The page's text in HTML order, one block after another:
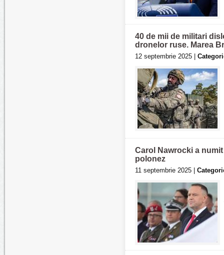
40 de mii de militari
dronelor ruse. Marea
12 septembrie 2025 |
Carol Nawrocki a
polonez
11 septembrie 2025 |